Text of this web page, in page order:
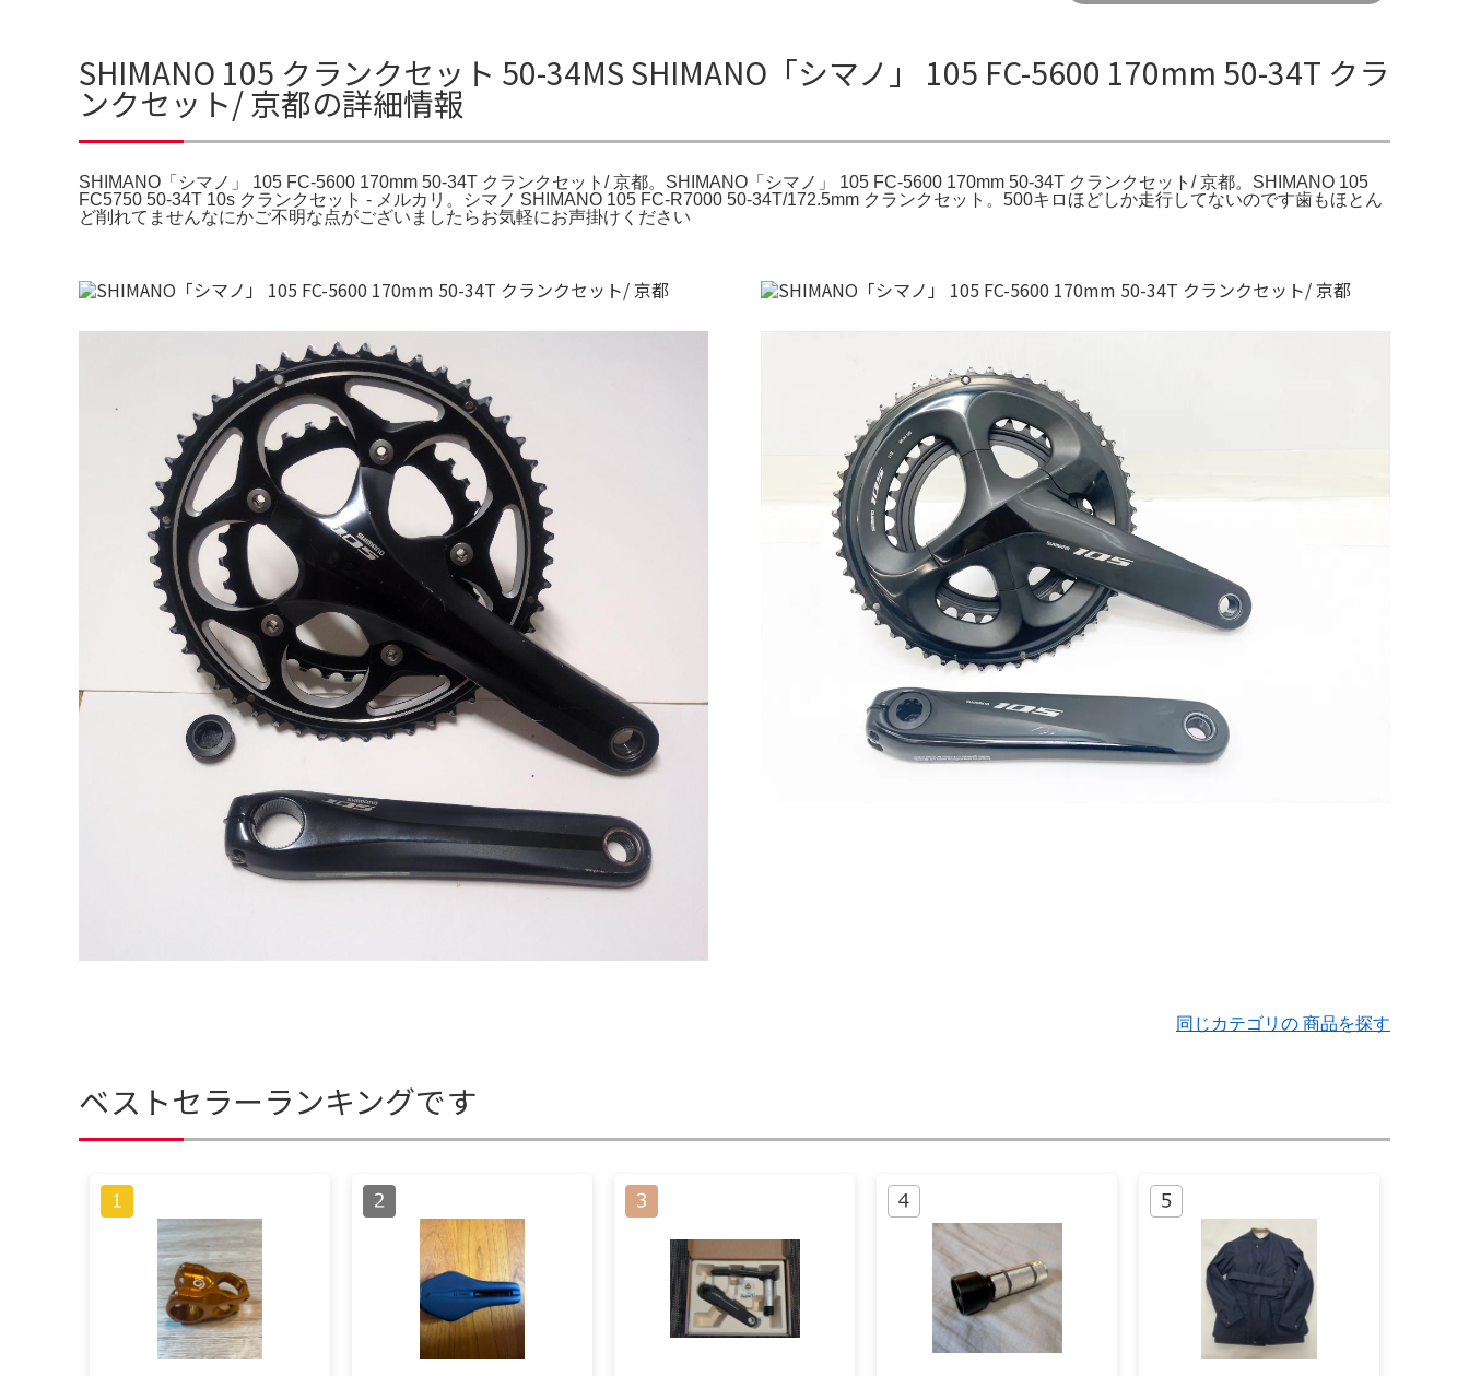
SHIMANO 105 クランクセット 50-34MS SHIMANO「シマノ」 105 FC-5600 170mm 50-34T クラ
ンクセット/ 京都の詳細情報
SHIMANO「シマノ」 105 FC-5600 170mm 50-34T クランクセット/ 京都。SHIMANO「シマノ」 105 FC-5600 170mm 50-34T クランクセット/ 京都。SHIMANO 105
FC5750 50-34T 10s クランクセット - メルカリ。シマノ SHIMANO 105 FC-R7000 50-34T/172.5mm クランクセット。500キロほどしか走行してないのです歯もほとん
ど削れてませんなにかご不明な点がございましたらお気軽にお声掛けください
同じカテゴリの 商品を探す
ベストセラーランキングです